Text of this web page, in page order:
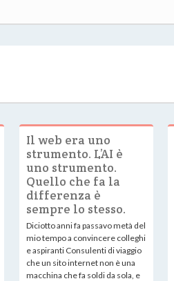
Il web era uno
strumento. L’AI è
uno strumento.
Quello che fa la
differenza è
sempre lo stesso.
Diciotto anni fa passavo metà del
mio tempo a convincere colleghi
e aspiranti Consulenti di viaggio
che un sito internet non è una
macchina che fa soldi da sola, e